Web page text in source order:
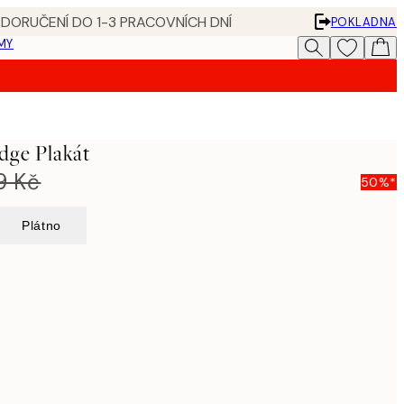
DO 1-3 PRACOVNÍCH DNÍ
POKLADNA
Plakát
Kč 50%*
Plátno